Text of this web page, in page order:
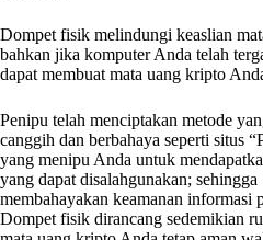
Dompet fisik melindungi keaslian
bahkan jika komputer Anda telah
dapat membuat mata uang kripto
Penipu telah menciptakan metode
canggih dan berbahaya seperti situs
yang menipu Anda untuk
yang dapat disalahgunakan; sehingga
membahayakan keamanan informasi
Dompet fisik dirancang sedemikian